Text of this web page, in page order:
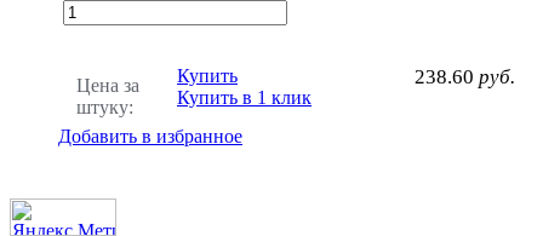
Цена за
штуку:
238.60 руб.
Купить
Купить в 1 клик
Добавить в избранное